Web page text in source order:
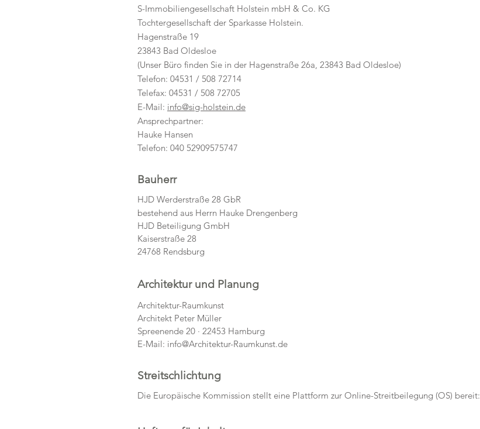
S-Immobiliengesellschaft Holstein mbH & Co. KG
Tochtergesellschaft der Sparkasse Holstein.
Hagenstraße 19
23843 Bad Oldesloe
(Unser Büro finden Sie in der Hagenstraße 26a, 23843 Bad Oldesloe)
Telefon: 04531 / 508 72714
Telefax: 04531 / 508 72705
E-Mail: info@sig-holstein.de
Ansprechpartner:
Hauke Hansen
Telefon: 040 52909575747
Bauherr
HJD Werderstraße 28 GbR
bestehend aus Herrn Hauke Drengenberg
HJD Beteiligung GmbH
Kaiserstraße 28
24768 Rendsburg
Architektur und Planung
Architektur-Raumkunst
Architekt Peter Müller
Spreenende 20 · 22453 Hamburg
E-Mail: info@Architektur-Raumkunst.de
Streitschlichtung
Die Europäische Kommission stellt eine Plattform zur Online-Streitbeilegung (OS) bereit: